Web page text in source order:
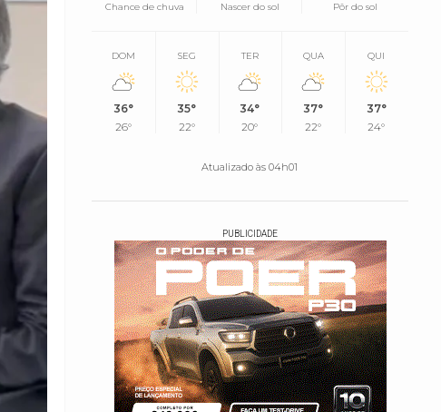
Chance de chuva
Nascer do sol Pôr do sol
DOM
36°
26°
SEG
35°
22°
TER
34°
20°
QUA
37°
22°
QUI
37°
24°
Atualizado às 04h01
PUBLICIDADE